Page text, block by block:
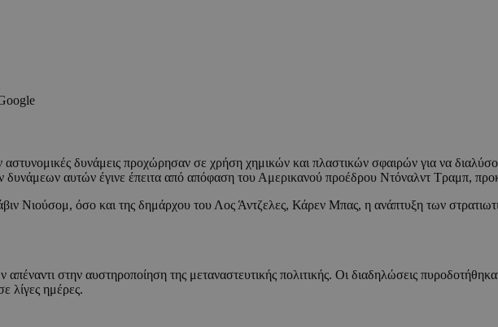
αστυνομικές δυνάμεις προχώρησαν σε χρήση χημικών και πλαστικών σφαιρών για να
αυτών έγινε έπειτα από απόφαση του Αμερικανού προέδρου Ντόναλντ Τραμπ,
Νιούσομ, όσο και της δημάρχου του Λος Άντζελες, Κάρεν Μπας, η ανάπτυξη των
στην αυστηροποίηση της μεταναστευτικής πολιτικής. Οι διαδηλώσεις
λίγες ημέρες.